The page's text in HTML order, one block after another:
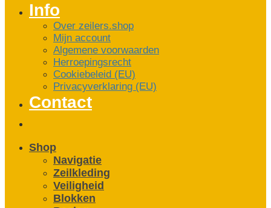
Info
Over zeilers.shop
Mijn account
Algemene voorwaarden
Herroepingsrecht
Cookiebeleid (EU)
Privacyverklaring (EU)
Contact
Shop
Navigatie
Zeilkleding
Veiligheid
Blokken